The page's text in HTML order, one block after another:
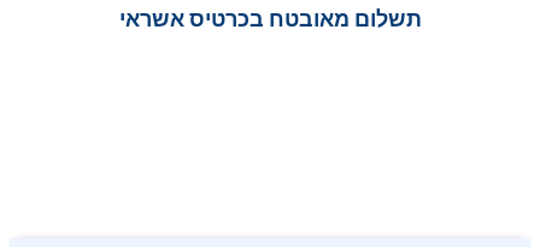
תשלום מאובטח בכרטיס אשראי